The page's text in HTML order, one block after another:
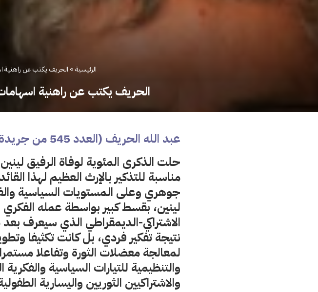
الرئيسية» الحريف يكتب عن راهنية
الحريف يكتب عن راهنية
عبد الله الحريف (العدد 545 من جريدة النهج الديمقراطي)
حلت الذكرى المئوية لوفاة الرفيق
مناسبة للتذكير بالإرث العظيم لهذا
جوهري وعلى المستويات السياسية
لينين، بقسط كبير بواسطة عمله الفكري
الاشتراكي-الديمقراطي الذي سيعرف
نتيجة تفكير فردي، بل كانت تكثيفا
لمعالجة معضلات الثورة وتفاعلا
والتنظيمية للتيارات السياسية
والاشتراكيين الثوريين واليسارية